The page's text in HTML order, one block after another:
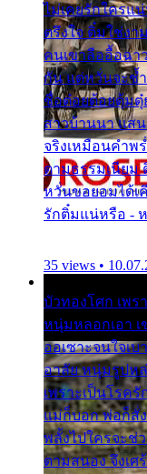
ไม่เคยรักใครแ
ตรึงใจ ติ๋มใช่ง
คนเขาลืออื้อฉา
กัน แต่หวั่นจะช้
ชื่อต๋อยต้อยตุ้มตุ๋
สาวบ้านนา แส
จริงเหมือนคำพ
ตามธรรมเนียม
หวั่นขอยอมได้เ
รักติ๋มแน่หรือ -
35 views •
บัวทองโศก เพ
หนุ่มหลอกเอา
ออเซาะจนใจเบ
อาลัย หนุ่มรูปห
เพราะเป็นโรครั
แม่ก็บอก พ่อก็สั่
พลั้งไปใครจะช่
ตามสนอง จึงเศ